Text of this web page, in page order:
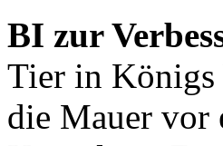
BI zur
Tier in Königs
die Mauer vor